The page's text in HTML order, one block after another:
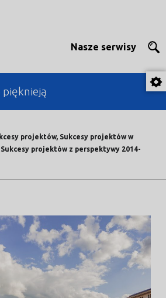
Nasze serwisy
pięknieją
projektów, Sukcesy projektów w
projektów z perspektywy 2014-